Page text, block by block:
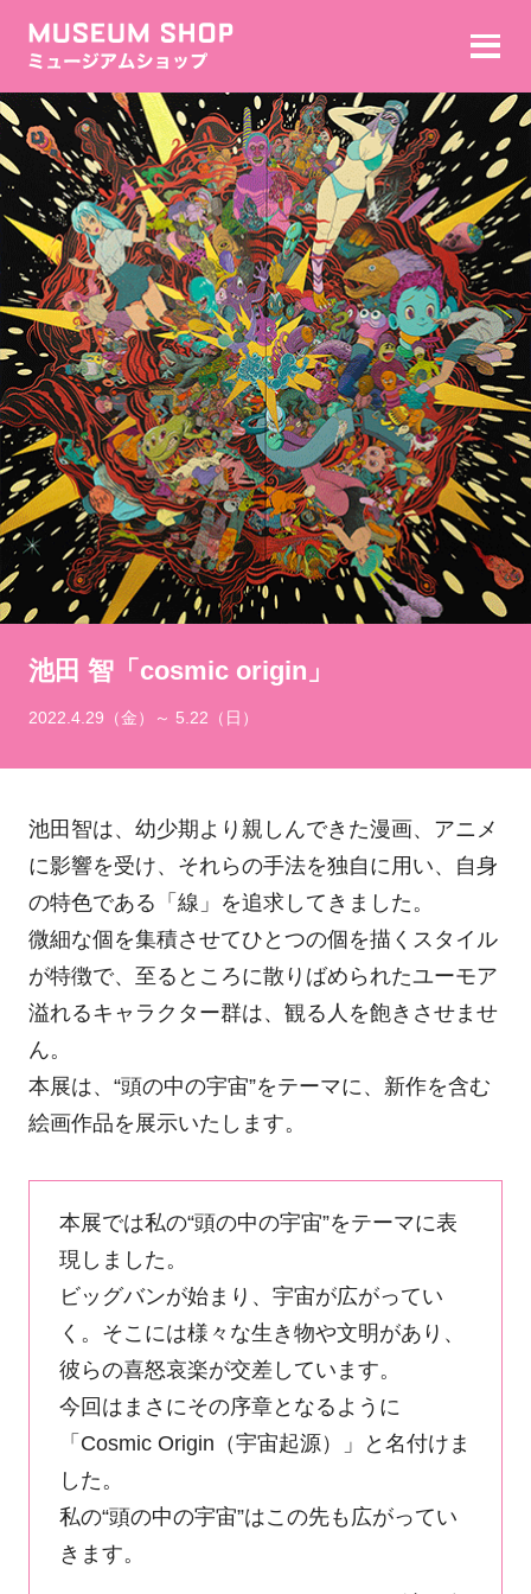
池田 智「cosmic origin」
2022.4.29（金）～ 5.22（日）
池田智は、幼少期より親しんできた漫画、アニメ
に影響を受け、それらの手法を独自に用い、自身
の特色である「線」を追求してきました。
微細な個を集積させてひとつの個を描くスタイル
が特徴で、至るところに散りばめられたユーモア
溢れるキャラクター群は、観る人を飽きさせませ
ん。
本展は、“頭の中の宇宙”をテーマに、新作を含む
絵画作品を展示いたします。
本展では私の“頭の中の宇宙”をテーマに表
現しました。
ビッグバンが始まり、宇宙が広がってい
く。そこには様々な生き物や文明があり、
彼らの喜怒哀楽が交差しています。
今回はまさにその序章となるように
「Cosmic Origin（宇宙起源）」と名付けま
した。
私の“頭の中の宇宙”はこの先も広がってい
きます。